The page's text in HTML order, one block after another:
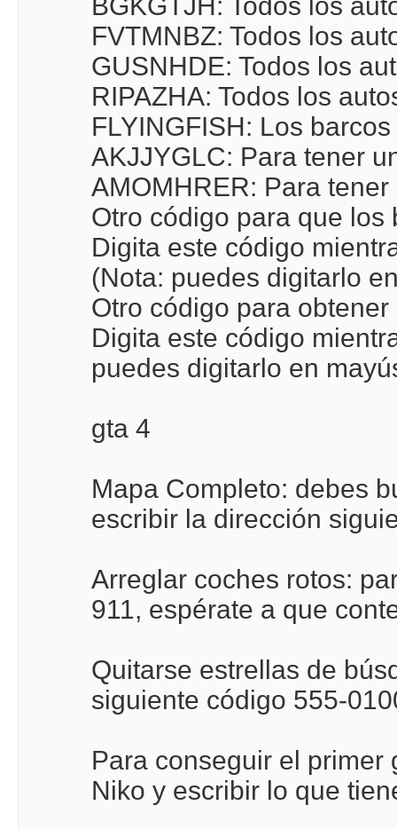
BGKGTJH: Todos los
FVTMNBZ: Todos los
GUSNHDE: Todos los
RIPAZHA: Todos los
FLYINGFISH: Los
AKJJYGLC: Para tener
AMOMHRER: Para
Otro código para que los
Digita este código
(Nota: puedes digitarlo
Otro código para
Digita este código
puedes digitarlo en
gta 4
Mapa Completo: debes
escribir la dirección
Arreglar coches rotos:
911, espérate a que
Quitarse estrellas de
siguiente código 555-
Para conseguir el primer
Niko y escribir lo que